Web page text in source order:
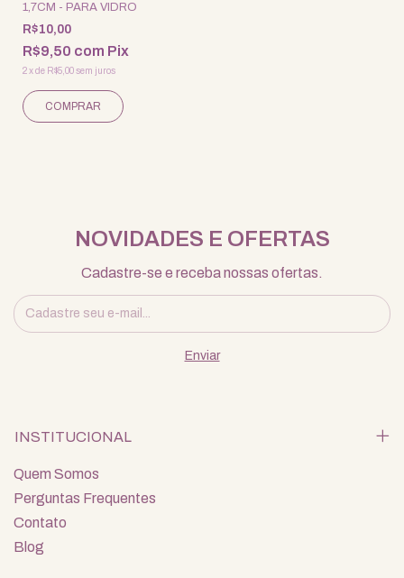
1,7CM - PARA VIDRO
R$10,00
R$9,50 com Pix
2xde R$5,00sem juros
NOVIDADES E OFERTAS
Cadastre-se e receba nossas ofertas.
INSTITUCIONAL
Quem Somos
Perguntas Frequentes
Contato
Blog